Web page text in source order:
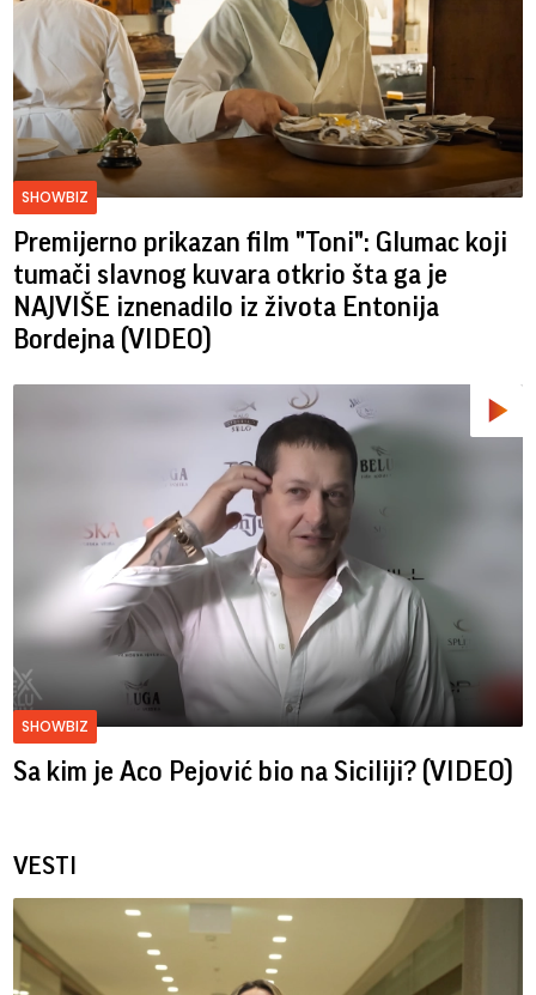
SHOWBIZ
Premijerno prikazan film "Toni": Glumac koji
tumači slavnog kuvara otkrio šta ga je
NAJVIŠE iznenadilo iz života Entonija
Bordejna (VIDEO)
SHOWBIZ
Sa kim je Aco Pejović bio na Siciliji? (VIDEO)
VESTI